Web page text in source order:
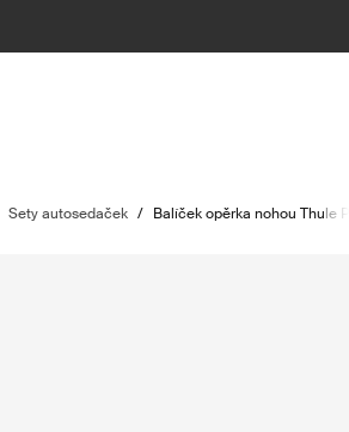
Sety autosedaček / Balíček opěrka nohou Thule